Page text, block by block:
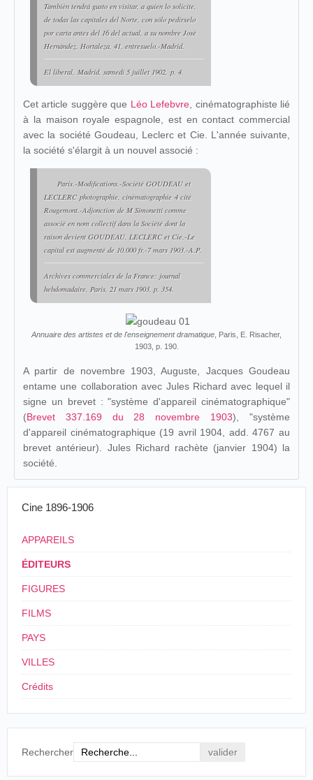
También tendrá gusto en visitar, a quien lo solicite,
de todas las capitales del Norte, con sólo pedírselo
por carta antes del 16 del actual, a su nombre José
Hernández. Hortaleza, 41, entresuelo.-Madrid.
El liberal, Madrid, samedi 5 juillet 1902, p. 4.
Cet article suggère que Léo Lefebvre , cinématographiste lié
à la maison royale espagnole, est en contact commercial
avec la société Goudeau, Leclerc et Cie. L'année suivante,
la société s'élargit à un nouvel associé :
Paris.-Modifications.-Société GOUDEAU et
LECLERC photographie, cinématographie 4 cité
Rougemont.-Adjonction de M Simonetti comme
associé en nom collectif dans la Société dont la
raison devient GOUDEAU, LECLERC et Cie.-Le
capital est augmenté de 10,000 fr.-7 mars 1903.-A.P.
Archives commerciales de la France: journal
hebdomadaire, Paris, 21 mars 1903, p. 354.
Annuaire des artistes et de l'enseignement dramatique , Paris, E. Risacher,
1903, p. 190.
A partir de novembre 1903, Auguste, Jacques Goudeau
entame une collaboration avec Jules Richard avec lequel il
signe un brevet : "système d'appareil cinématographique"
(Brevet 337.169 du 28 novembre 1903), "système
d'appareil cinématographique (19 avril 1904, add. 4767 au
brevet antérieur). Jules Richard rachète (janvier 1904) la
société.
Cine 1896-1906
APPAREILS
ÉDITEURS
FIGURES
FILMS
PAYS
VILLES
Crédits
Rechercher